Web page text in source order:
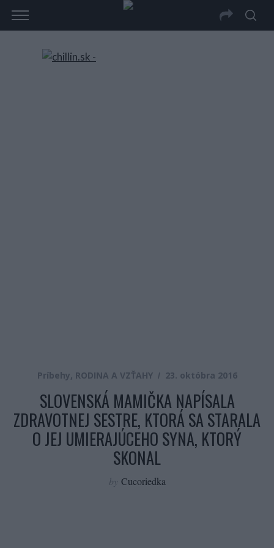
Príbehy, RODINA A VZŤAHY 23. októbra 2016
SLOVENSKÁ MAMIČKA NAPÍSALA
ZDRAVOTNEJ SESTRE, KTORÁ SA STARALA
O JEJ UMIERAJÚCEHO SYNA, KTORÝ
SKONAL
by Cucoriedka